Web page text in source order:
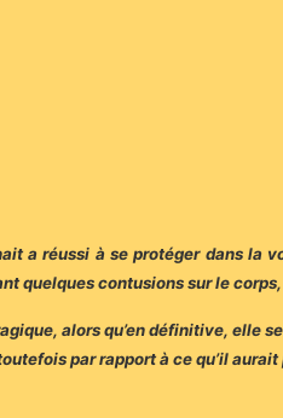
a réussi à se protéger dans la
quelques contusions sur le
alors qu’en définitive, elle
par rapport à ce qu’il